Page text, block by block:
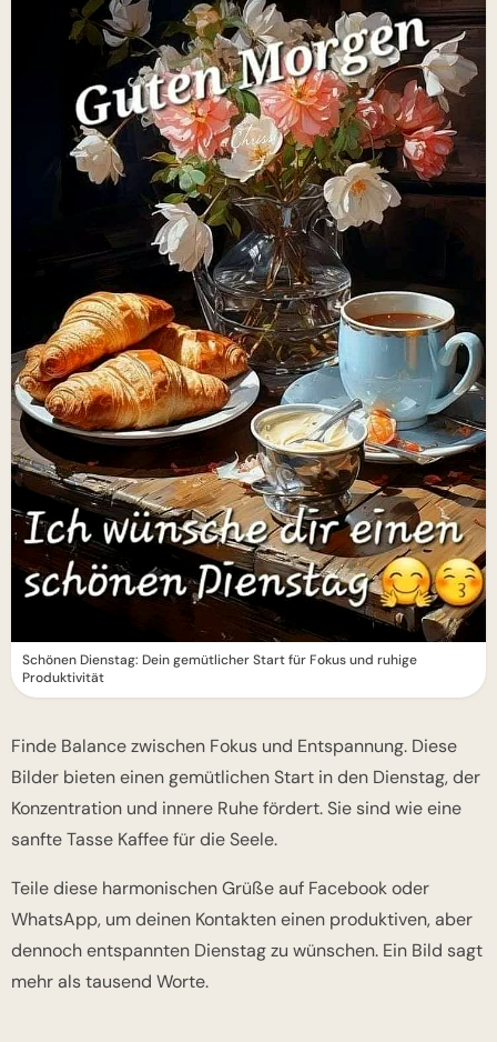
Schönen Dienstag: Dein gemütlicher Start für Fokus und ruhige
Produktivität
Finde Balance zwischen Fokus und Entspannung. Diese
Bilder bieten einen gemütlichen Start in den Dienstag, der
Konzentration und innere Ruhe fördert. Sie sind wie eine
sanfte Tasse Kaffee für die Seele.
Teile diese harmonischen Grüße auf Facebook oder
WhatsApp, um deinen Kontakten einen produktiven, aber
dennoch entspannten Dienstag zu wünschen. Ein Bild sagt
mehr als tausend Worte.